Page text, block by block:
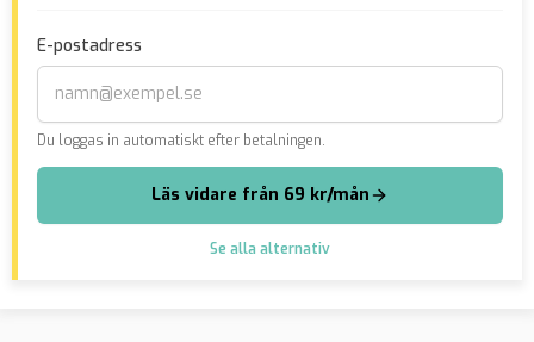
E-postadress
Du loggas in automatiskt efter betalningen.
Läs vidare från 69 kr/mån
Se alla alternativ